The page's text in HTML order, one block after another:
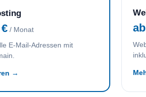
/ Monat
E-Mail-Adressen mit
→